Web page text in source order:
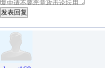
发表回复